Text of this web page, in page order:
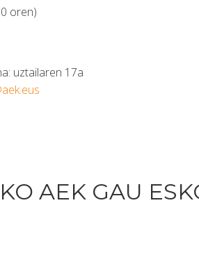
oren)
uztailaren 17a
AEK GAU